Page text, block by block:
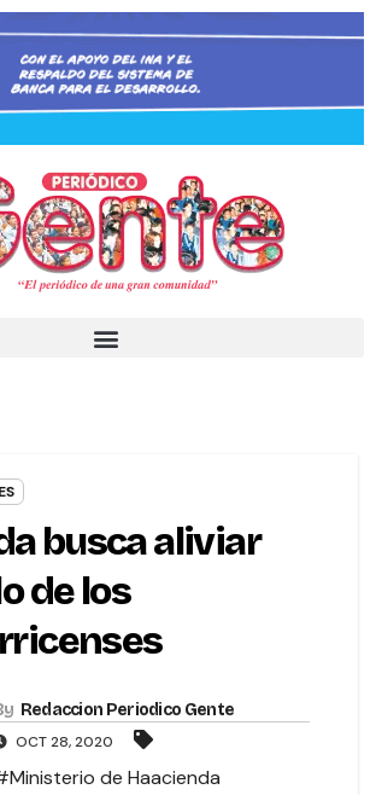
busca aliviar
de los
Redaccion Periodico Gente
OCT 28, 2020
de Haacienda